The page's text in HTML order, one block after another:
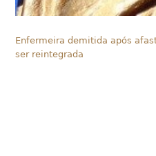
Enfermeira demitida após
ser reintegrada